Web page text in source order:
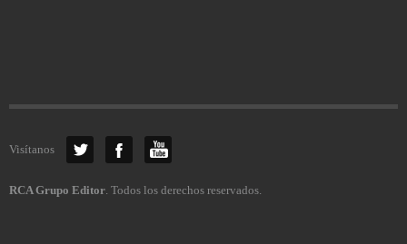
Visítanos
RCA Grupo Editor. Todos los derechos reservados.